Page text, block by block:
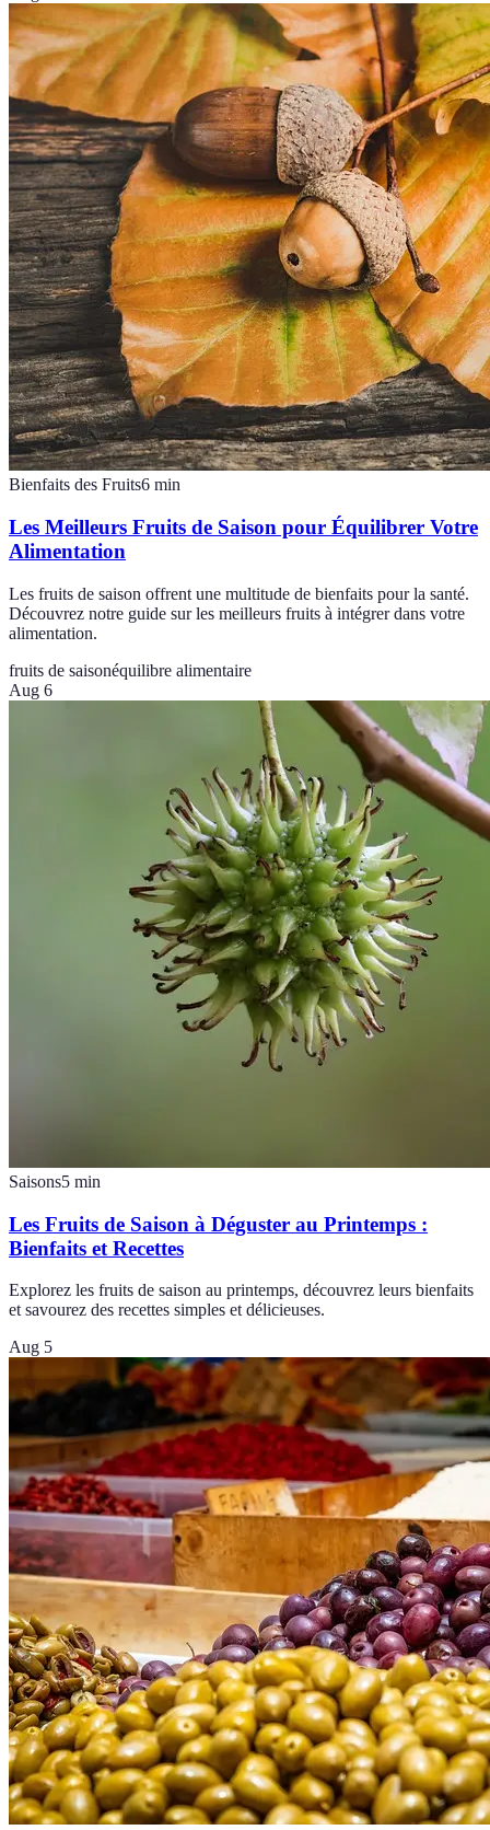
Bienfaits des Fruits6 min
Les Meilleurs Fruits de Saison pour Équilibrer Votre
Alimentation
Les fruits de saison offrent une multitude de bienfaits pour la santé.
Découvrez notre guide sur les meilleurs fruits à intégrer dans votre
alimentation.
fruits de saisonéquilibre alimentaire
Aug 6
Saisons5 min
Les Fruits de Saison à Déguster au Printemps :
Bienfaits et Recettes
Explorez les fruits de saison au printemps, découvrez leurs bienfaits
et savourez des recettes simples et délicieuses.
Aug 5